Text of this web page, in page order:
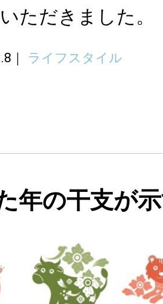
ただきました。
ライフスタイル
年の干支が